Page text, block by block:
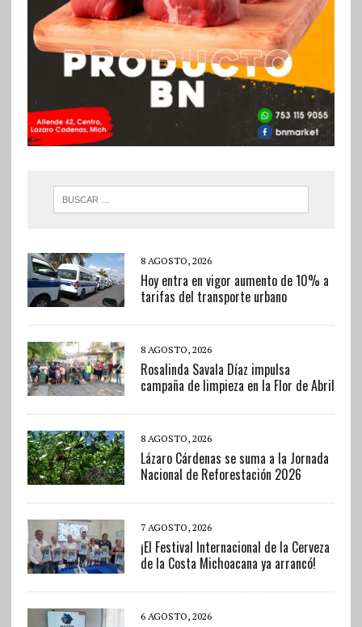
8 AGOSTO, 2026
Hoy entra en vigor aumento de 10% a
tarifas del transporte urbano
8 AGOSTO, 2026
Rosalinda Savala Díaz impulsa
campaña de limpieza en la Flor de Abril
8 AGOSTO, 2026
Lázaro Cárdenas se suma a la Jornada
Nacional de Reforestación 2026
7 AGOSTO, 2026
¡El Festival Internacional de la Cerveza
de la Costa Michoacana ya arrancó!
6 AGOSTO, 2026